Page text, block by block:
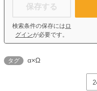
保存する
検索条件の保存には ロ
グインが必要です。
タグ α×Ω